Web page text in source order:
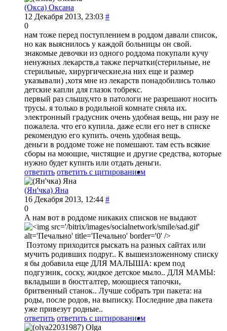
(Окса) Оксана
12 Декабря 2013, 23:03 #
0
нам тоже перед поступлением в роддом давали список,
но как выяснилось у каждой больницы он свой.
знакомые девочки из одного роддома покупали кучу
ненужных лекарств,а также перчатки(стерильные, не
стерильные, хирургические,на них еще и размер
указывали) ,хотя мне из лекарств понадобились только
детские капли для глазок тобрекс.
первый раз слышу,что в патологи не разрешают носить
трусы. я только в родильной комнате сняла их.
электронный градусник очень удобная вещь, ни разу не
пожалела. что его купила. даже если его нет в списке
рекомендую его купить. очень удобная вещь.
деньги в роддоме тоже не помешают. там есть всякие
сборы на моющие, чистящие и другие средства, которые
нужно будет купить или отдать деньги.
ответить ответить с цитированием
(Ян'чка) Яна
16 Декабря 2013, 12:44 #
0
А нам вот в роддоме никаких списков не выдают
Поэтому приходится рыскать на разных сайтах или
мучить родивших подруг.. К вышеизложенному списку
я бы добавила еще ДЛЯ МАЛЫША: крем под
подгузник, соску, жидкое детское мыло.. ДЛЯ МАМЫ:
вкладыши в бюстгалтер, моющиеся тапочки,
бритвенный станок.. Лучше собрать три пакета: на
роды, после родов, на выписку. Последние два пакета
уже привезут родные..
ответить ответить с цитированием